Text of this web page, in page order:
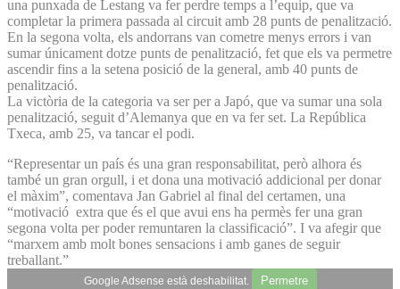
una punxada de Lestang va fer perdre temps a l’equip, que va
completar la primera passada al circuit amb 28 punts de penalització.
En la segona volta, els andorrans van cometre menys errors i van
sumar únicament dotze punts de penalització, fet que els va permetre
ascendir fins a la setena posició de la general, amb 40 punts de
penalització.
La victòria de la categoria va ser per a Japó, que va sumar una sola
penalització, seguit d’Alemanya que en va fer set. La República
Txeca, amb 25, va tancar el podi.
“Representar un país és una gran responsabilitat, però alhora és
també un gran orgull, i et dona una motivació addicional per donar
el màxim”, comentava Jan Gabriel al final del certamen, una
“motivació extra que és el que avui ens ha permès fer una gran
segona volta per poder remuntaren la classificació”. I va afegir que
“marxem amb molt bones sensacions i amb ganes de seguir
treballant.”
Google Adsense està deshabilitat. Permetre